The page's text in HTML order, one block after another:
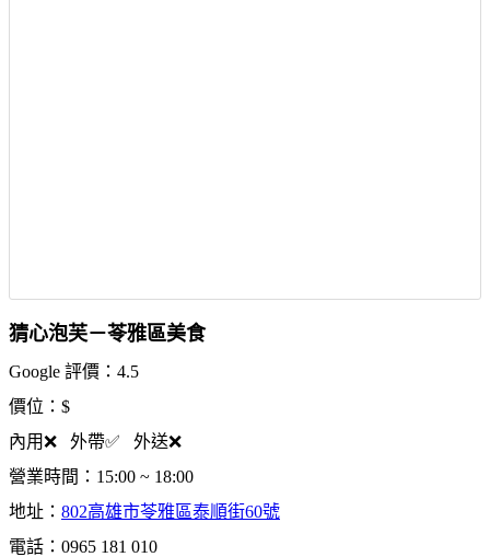
猜心泡芙－苓雅區美食
Google 評價：4.5
價位：$
內用❌ 外帶✅ 外送❌
營業時間：15:00 ~ 18:00
地址： 802高雄市苓雅區泰順街60號
電話：0965 181 010